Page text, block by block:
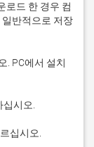
로드 한 경우 컴
반적으로 저장